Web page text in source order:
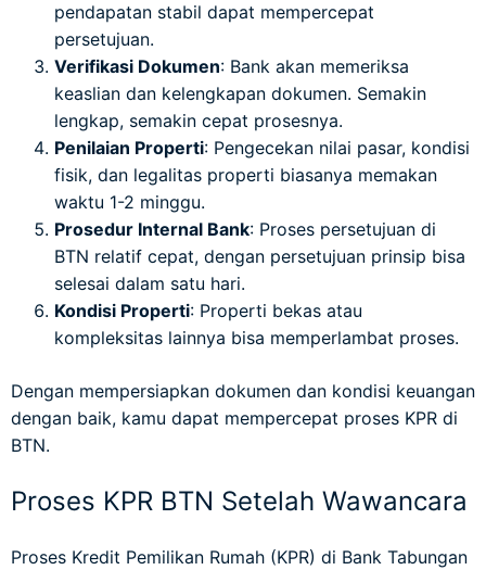
pendapatan stabil dapat mempercepat
persetujuan.
Verifikasi Dokumen: Bank akan memeriksa
keaslian dan kelengkapan dokumen. Semakin
lengkap, semakin cepat prosesnya.
Penilaian Properti: Pengecekan nilai pasar, kondisi
fisik, dan legalitas properti biasanya memakan
waktu 1-2 minggu.
Prosedur Internal Bank: Proses persetujuan di
BTN relatif cepat, dengan persetujuan prinsip bisa
selesai dalam satu hari.
Kondisi Properti: Properti bekas atau
kompleksitas lainnya bisa memperlambat proses.
Dengan mempersiapkan dokumen dan kondisi keuangan
dengan baik, kamu dapat mempercepat proses KPR di
BTN.
Proses KPR BTN Setelah Wawancara
Proses Kredit Pemilikan Rumah (KPR) di Bank Tabungan